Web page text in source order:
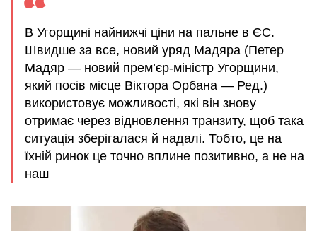
В Угорщині найнижчі ціни на пальне в ЄС.
Швидше за все, новий уряд Мадяра (Петер
Мадяр — новий прем’єр-міністр Угорщини,
який посів місце Віктора Орбана — Ред.)
використовує можливості, які він знову
отримає через відновлення транзиту, щоб така
ситуація зберігалася й надалі. Тобто, це на
їхній ринок це точно вплине позитивно, а не на
наш